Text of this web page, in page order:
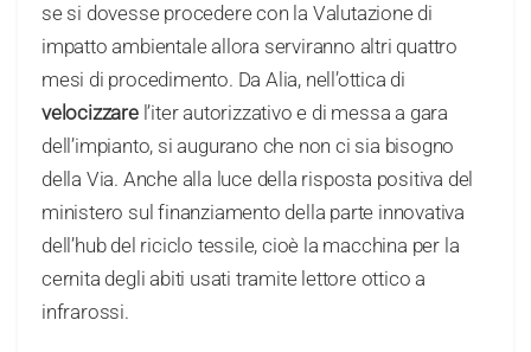
se si dovesse procedere con la Valutazione di
impatto ambientale allora serviranno altri quattro
mesi di procedimento. Da Alia, nell’ottica di
velocizzarel’iter autorizzativo e di messa a gara
dell’impianto, si augurano che non ci sia bisogno
della Via. Anche alla luce della risposta positiva del
ministero sul finanziamento della parte innovativa
dell’hub del riciclo tessile, cioè la macchina per la
cernita degli abiti usati tramite lettore ottico a
infrarossi.